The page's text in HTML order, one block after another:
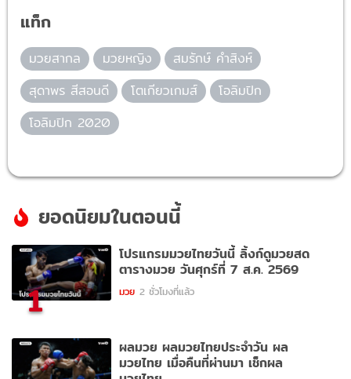
แท็ก
มวยสากล มวยหญิง
สมรักษ์ คำสิงห์
สุดาพร สีสอนดี
โตเกียวเกมส์
โอลิมปิก
โอลิมปิก 2020
ยอดนิยมในตอนนี้
1
โปรแกรมมวยไทยวันนี้ ลิ้งก์ดูมวยสด
ตารางมวย วันศุกร์ที่ 7 ส.ค. 2569
มวย 2 ชั่วโมงที่แล้ว
ผลมวย ผลมวยไทยประจำวัน ผล
มวยไทย เมื่อคืนที่ผ่านมา เช็กผล